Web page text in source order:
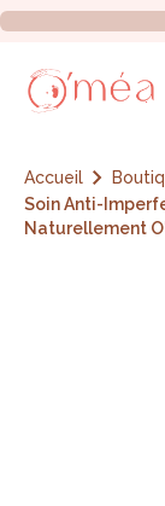
Accueil
Soin Anti-
Naturellement